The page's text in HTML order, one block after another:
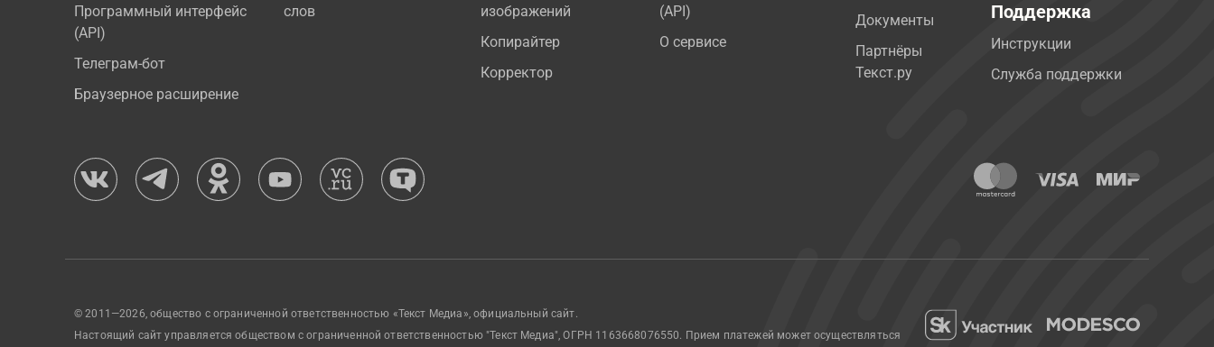
Программный интерфейс
(API)
Телеграм-бот
Браузерное расширение
слов
изображений
Копирайтер
Корректор
(API)
О сервисе
Документы
Партнёры
Текст.ру
Поддержка
Инструкции
Служба поддержки
© 2011—2026, общество с ограниченной ответственностью «Текст Медиа», официальный сайт.
Настоящий сайт управляется обществом с ограниченной ответственностью "Текст Медиа", ОГРН 1163668076550. Прием платежей может осуществляться